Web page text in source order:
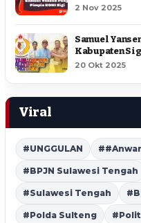
2 Nov 2025
Samuel
Kabupaten
20 Okt 2025
Viral
#UNGGULAN
#BPJN Sulawesi Tengah
#Sulawesi Tengah
#Polda Sulteng